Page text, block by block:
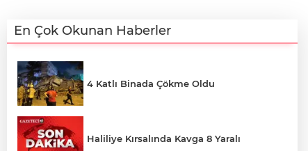
En Çok Okunan Haberler
4 Katlı Binada Çökme Oldu
Haliliye Kırsalında Kavga 8 Yaralı